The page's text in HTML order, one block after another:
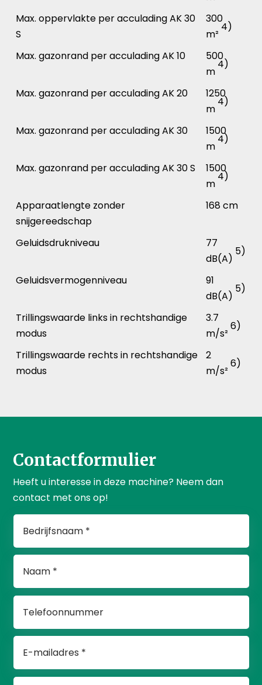
Max. oppervlakte per acculading AK 30
S
300
m²
4)
Max. gazonrand per acculading AK 10
500
m
4)
Max. gazonrand per acculading AK 20
1250
m
4)
Max. gazonrand per acculading AK 30
1500
m
4)
Max. gazonrand per acculading AK 30 S
1500
m
4)
Apparaatlengte zonder
snijgereedschap
168 cm
Geluidsdrukniveau
77
dB(A)
5)
Geluidsvermogenniveau
91
dB(A)
5)
Trillingswaarde links in rechtshandige
modus
3.7
m/s²
6)
Trillingswaarde rechts in rechtshandige
modus
2
m/s²
6)
Contactformulier
Heeft u interesse in deze machine? Neem dan
contact met ons op!